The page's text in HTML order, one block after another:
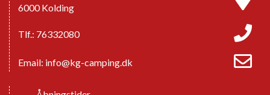
6000 Kolding
Tlf.: 76332080
Email: info@kg-camping.dk